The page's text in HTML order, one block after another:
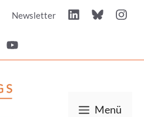
Newsletter
Menü